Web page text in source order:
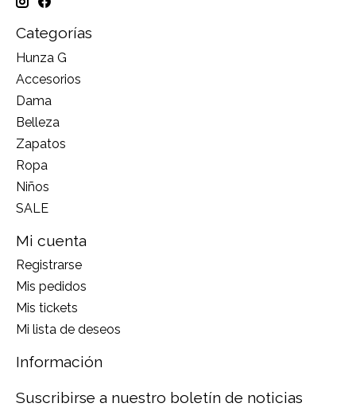
Categorías
Hunza G
Accesorios
Dama
Belleza
Zapatos
Ropa
Niños
SALE
Mi cuenta
Registrarse
Mis pedidos
Mis tickets
Mi lista de deseos
Información
Suscribirse a nuestro boletín de noticias